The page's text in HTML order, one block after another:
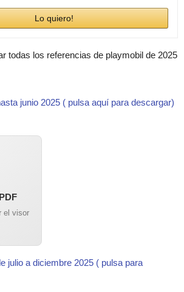
Lo quiero!
todas los referencias de playmobil de 2025
junio 2025 ( pulsa aquí para descargar)
el visor
julio a diciembre 2025 ( pulsa para